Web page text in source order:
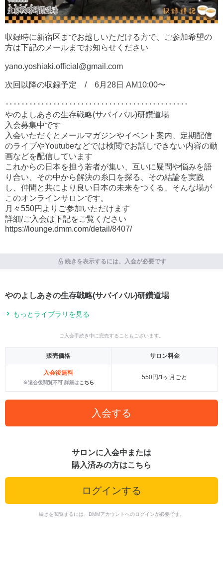
収録時に新宿区までお越しいただける方で、ご参加希望の
方は下記のメールまでお知らせください
yano.yoshiaki.official@gmail.com
次回以降の収録予定 / 6月28日 AM10:00〜
‥‥‥‥‥‥‥‥‥‥‥‥‥‥‥‥‥‥‥‥‥‥‥
やのよしあきの生存戦略(サバイバル)研鑽道場
入会募集中です
入会いただくとメールマガジンやイベント案内、定期配信
のライブやYoutubeなどでは検閲でお話しできない内容の動
画などを配信しています
これからの日本を担う若者が集い、互いに疑問や悩みを語
り合い、その中から解決の糸口を探る、その結論を実践
し、仲間と共により良い日本の未来をつくる、そんな場が
このオンラインサロンです。
月々550円よりご参加いただけます
詳細/ご入会は下記をご覧ください
https://lounge.dmm.com/detail/8407/
続きを表示するには、入会が必要です
やのよしあきの生存戦略(サバイバル)研鑽道場
もっとライブラリを見る
ご入会手続き中に完売することもございます。
販売価格 サロン料金
入会後無料
※退会後閲覧不可 詳細はこちら
550円/1ヶ月ごと
入会する
サロンに入会中または
購入済みの方はこちら
ログインする
続きを閲覧するには、DMMアカウントへのログインが必要です。